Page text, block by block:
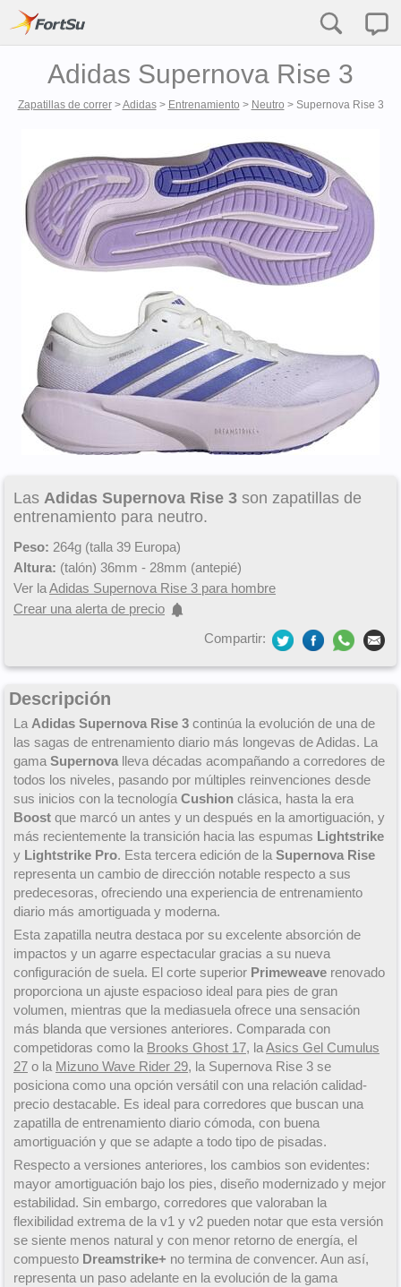
Adidas Supernova Rise 3
Zapatillas de correr>Adidas> Entrenamiento > Neutro > Supernova Rise 3
Las Adidas Supernova Rise 3 son zapatillas de
entrenamiento para neutro.
Peso: 264g (talla 39 Europa)
Altura: (talón) 36mm - 28mm (antepié)
Ver laAdidas Supernova Rise 3 para hombre
Crear una alerta de precio
Compartir:
Descripción
La Adidas Supernova Rise 3 continúa la evolución de una de
las sagas de entrenamiento diario más longevas de Adidas. La
gama Supernova lleva décadas acompañando a corredores de
todos los niveles, pasando por múltiples reinvenciones desde
sus inicios con la tecnología Cushion clásica, hasta la era
Boost que marcó un antes y un después en la amortiguación, y
más recientemente la transición hacia las espumas Lightstrike
y Lightstrike Pro. Esta tercera edición de la Supernova Rise
representa un cambio de dirección notable respecto a sus
predecesoras, ofreciendo una experiencia de entrenamiento
diario más amortiguada y moderna.
Esta zapatilla neutra destaca por su excelente absorción de
impactos y un agarre espectacular gracias a su nueva
configuración de suela. El corte superior Primeweave renovado
proporciona un ajuste espacioso ideal para pies de gran
volumen, mientras que la mediasuela ofrece una sensación
más blanda que versiones anteriores. Comparada con
competidoras como la Brooks Ghost 17, laAsics Gel Cumulus
27 o la Mizuno Wave Rider 29, la Supernova Rise 3 se
posiciona como una opción versátil con una relación calidad-
precio destacable. Es ideal para corredores que buscan una
zapatilla de entrenamiento diario cómoda, con buena
amortiguación y que se adapte a todo tipo de pisadas.
Respecto a versiones anteriores, los cambios son evidentes:
mayor amortiguación bajo los pies, diseño modernizado y mejor
estabilidad. Sin embargo, corredores que valoraban la
flexibilidad extrema de la v1 y v2 pueden notar que esta versión
se siente menos natural y con menor retorno de energía, el
compuesto Dreamstrike+ no termina de convencer. Aun así,
representa un paso adelante en la evolución de la gama